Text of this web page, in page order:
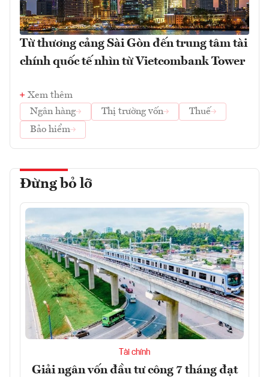
Từ thương cảng Sài Gòn đến trung tâm tài
chính quốc tế nhìn từ Vietcombank Tower
Xem thêm
Ngân hàng
Thị trường vốn
Thuế
Bảo hiểm
Đừng bỏ lỡ
Tài chính
Giải ngân vốn đầu tư công 7 tháng đạt